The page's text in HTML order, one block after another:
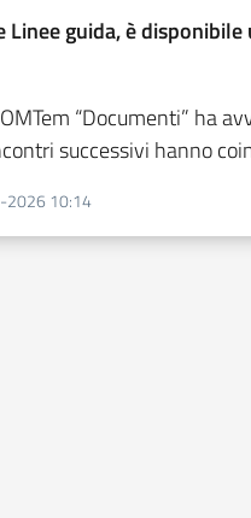
guida, è
“Documenti” ha
successivi hanno
2026 10:14